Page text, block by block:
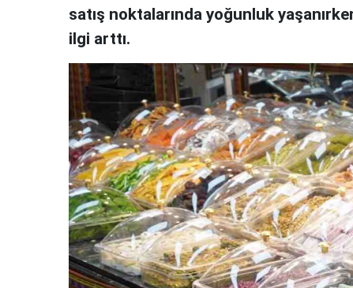
satış noktalarında yoğunluk
ilgi arttı.